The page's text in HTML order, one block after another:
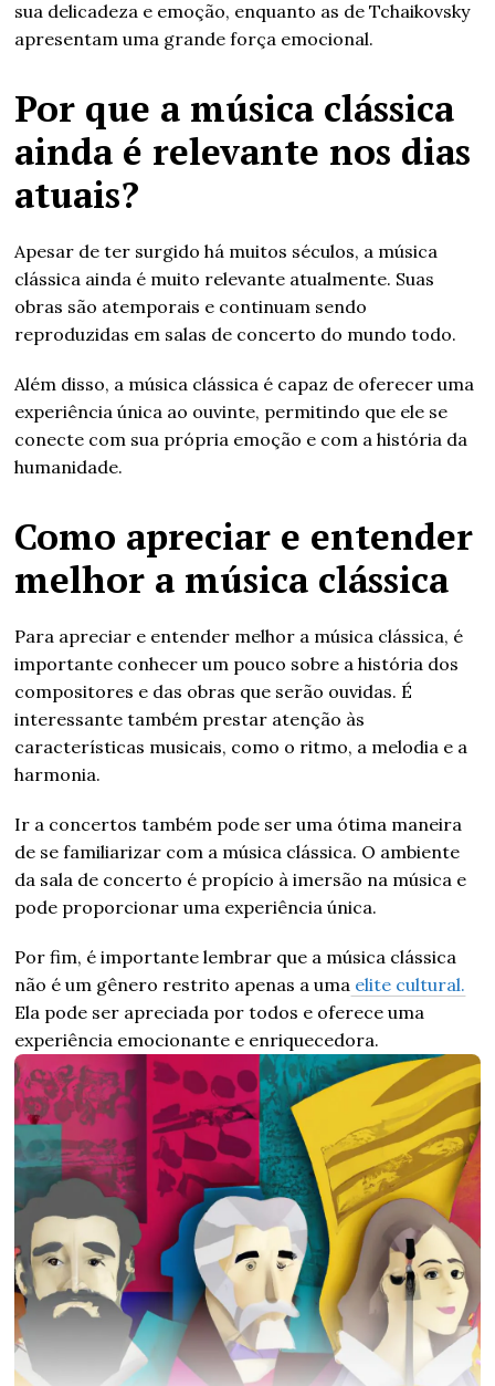
sua delicadeza e emoção, enquanto as de Tchaikovsky
apresentam uma grande força emocional.
Por que a música clássica
ainda é relevante nos dias
atuais?
Apesar de ter surgido há muitos séculos, a música
clássica ainda é muito relevante atualmente. Suas
obras são atemporais e continuam sendo
reproduzidas em salas de concerto do mundo todo.
Além disso, a música clássica é capaz de oferecer uma
experiência única ao ouvinte, permitindo que ele se
conecte com sua própria emoção e com a história da
humanidade.
Como apreciar e entender
melhor a música clássica
Para apreciar e entender melhor a música clássica, é
importante conhecer um pouco sobre a história dos
compositores e das obras que serão ouvidas. É
interessante também prestar atenção às
características musicais, como o ritmo, a melodia e a
harmonia.
Ir a concertos também pode ser uma ótima maneira
de se familiarizar com a música clássica. O ambiente
da sala de concerto é propício à imersão na música e
pode proporcionar uma experiência única.
Por fim, é importante lembrar que a música clássica
não é um gênero restrito apenas a uma elite cultural.
Ela pode ser apreciada por todos e oferece uma
experiência emocionante e enriquecedora.